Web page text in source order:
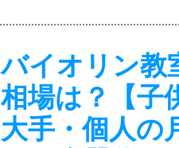
バイオリン教
相場は？【子
大手・個人の